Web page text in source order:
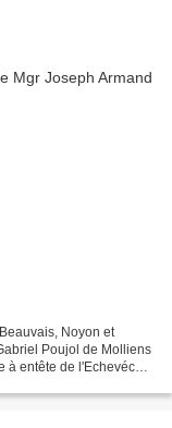
Noyon et
Poujol de Molliens
à entête de l'Echevéché